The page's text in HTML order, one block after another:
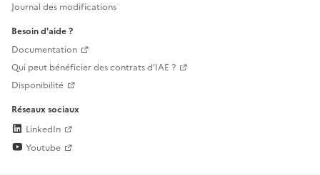
Journal des modifications
Besoin d'aide ?
Documentation
Qui peut bénéficier des contrats d'IAE ?
Disponibilité
Réseaux sociaux
LinkedIn
Youtube